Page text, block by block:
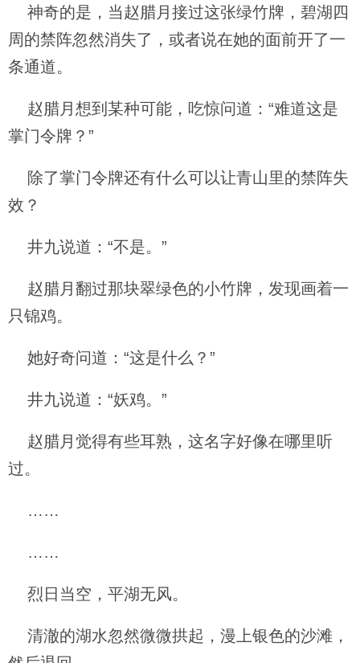
神奇的是，当赵腊月接过这张绿竹牌，碧湖四
周的禁阵忽然消失了，或者说在她的面前开了一
条通道。
赵腊月想到某种可能，吃惊问道：“难道这是
掌门令牌？”
除了掌门令牌还有什么可以让青山里的禁阵失
效？
井九说道：“不是。”
赵腊月翻过那块翠绿色的小竹牌，发现画着一
只锦鸡。
她好奇问道：“这是什么？”
井九说道：“妖鸡。”
赵腊月觉得有些耳熟，这名字好像在哪里听
过。
……
……
烈日当空，平湖无风。
清澈的湖水忽然微微拱起，漫上银色的沙滩，